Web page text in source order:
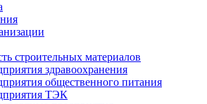
строительных материалов
здравоохранения
общественного питания
ТЭК